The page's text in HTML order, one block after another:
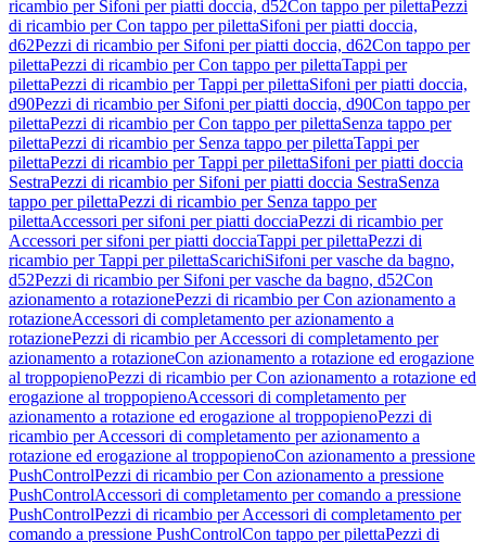
ricambio per Sifoni per piatti doccia, d52Con tappo per pilettaPezzi
di ricambio per Con tappo per pilettaSifoni per piatti doccia,
d62Pezzi di ricambio per Sifoni per piatti doccia, d62Con tappo per
pilettaPezzi di ricambio per Con tappo per pilettaTappi per
pilettaPezzi di ricambio per Tappi per pilettaSifoni per piatti doccia,
d90Pezzi di ricambio per Sifoni per piatti doccia, d90Con tappo per
pilettaPezzi di ricambio per Con tappo per pilettaSenza tappo per
pilettaPezzi di ricambio per Senza tappo per pilettaTappi per
pilettaPezzi di ricambio per Tappi per pilettaSifoni per piatti doccia
SestraPezzi di ricambio per Sifoni per piatti doccia SestraSenza
tappo per pilettaPezzi di ricambio per Senza tappo per
pilettaAccessori per sifoni per piatti docciaPezzi di ricambio per
Accessori per sifoni per piatti docciaTappi per pilettaPezzi di
ricambio per Tappi per pilettaScarichiSifoni per vasche da bagno,
d52Pezzi di ricambio per Sifoni per vasche da bagno, d52Con
azionamento a rotazionePezzi di ricambio per Con azionamento a
rotazioneAccessori di completamento per azionamento a
rotazionePezzi di ricambio per Accessori di completamento per
azionamento a rotazioneCon azionamento a rotazione ed erogazione
al troppopienoPezzi di ricambio per Con azionamento a rotazione ed
erogazione al troppopienoAccessori di completamento per
azionamento a rotazione ed erogazione al troppopienoPezzi di
ricambio per Accessori di completamento per azionamento a
rotazione ed erogazione al troppopienoCon azionamento a pressione
PushControlPezzi di ricambio per Con azionamento a pressione
PushControlAccessori di completamento per comando a pressione
PushControlPezzi di ricambio per Accessori di completamento per
comando a pressione PushControlCon tappo per pilettaPezzi di